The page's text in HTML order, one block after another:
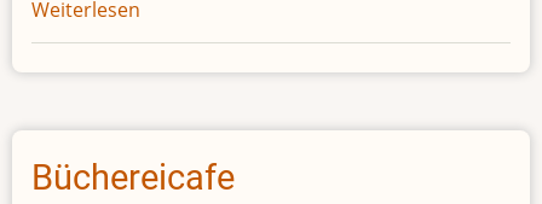
Weiterlesen
Marktsonntag
Büchereicafe